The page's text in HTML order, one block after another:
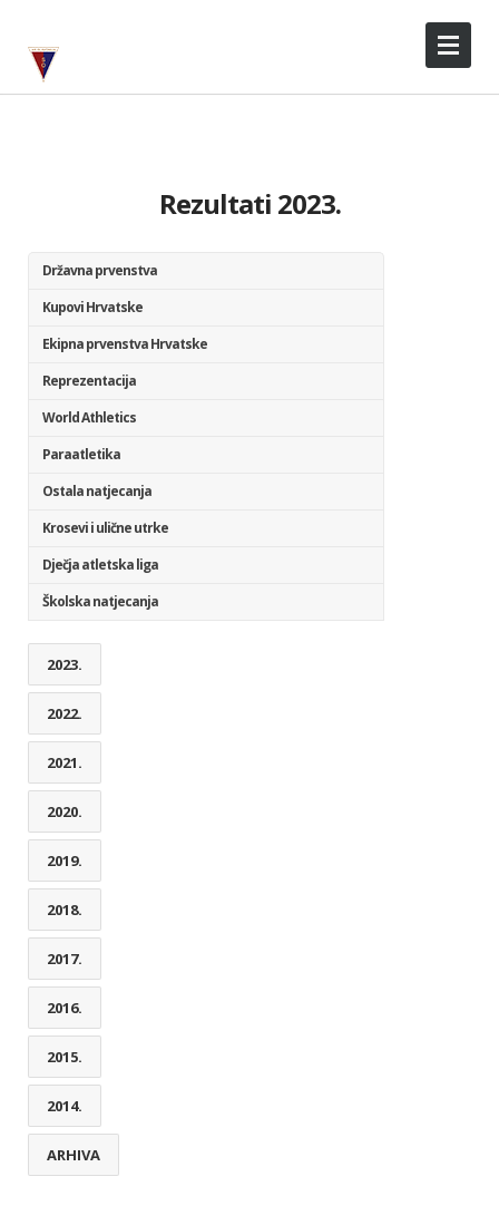
Rezultati 2023.
Državna prvenstva
Kupovi Hrvatske
Ekipna prvenstva Hrvatske
Reprezentacija
World Athletics
Paraatletika
Ostala natjecanja
Krosevi i ulične utrke
Dječja atletska liga
Školska natjecanja
2023.
2022.
2021.
2020.
2019.
2018.
2017.
2016.
2015.
2014.
ARHIVA